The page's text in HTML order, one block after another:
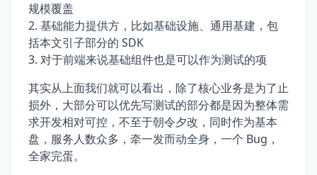
规模覆盖
基础能力提供方，比如基础设施、通用基建，包
括本文引子部分的 SDK
对于前端来说基础组件也是可以作为测试的项
其实从上面我们就可以看出，除了核心业务是为了止
损外，大部分可以优先写测试的部分都是因为整体需
求开发相对可控，不至于朝令夕改，同时作为基本
盘，服务人数众多，牵一发而动全身，一个 Bug，
全家完蛋。